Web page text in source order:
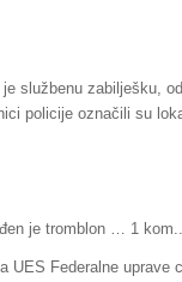
službenu zabilješku,
policije označili su
je tromblon … 1 kom..
UES Federalne uprave